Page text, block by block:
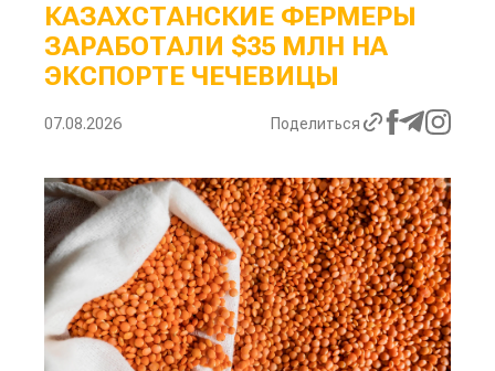
КАЗАХСТАНСКИЕ ФЕРМЕРЫ
ЗАРАБОТАЛИ $35 МЛН НА
ЭКСПОРТЕ ЧЕЧЕВИЦЫ
07.08.2026 Поделиться